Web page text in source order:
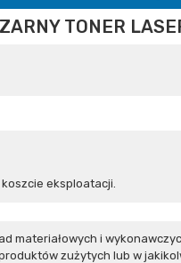
TONER
eksploatacji.
materiałowych i
zużytych lub w